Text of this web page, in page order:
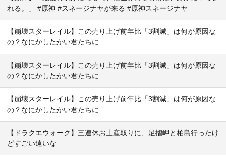
れる。」 #原神 #スネージナヤが来る #原神スネージナヤ
【崩壊スターレイル】この売り上げ前年比「3割減」は何が原因な
の？なにかしたかい君たちに
【崩壊スターレイル】この売り上げ前年比「3割減」は何が原因な
の？なにかしたかい君たちに
【崩壊スターレイル】この売り上げ前年比「3割減」は何が原因な
の？なにかしたかい君たちに
【ドラクエウォーク】三連休お土産取りに、足摺岬と柏島行ったけ
どすごい遠いな